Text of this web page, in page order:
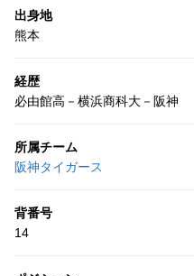
出身地
熊本
経歴
必由館高－横浜商科大－阪神
所属チーム
阪神タイガース
背番号
14